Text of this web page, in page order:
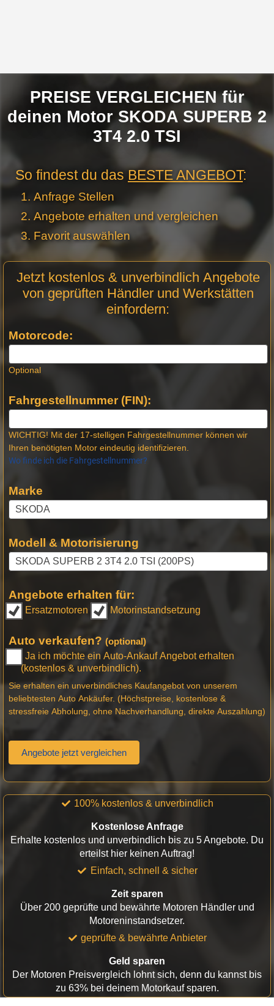
PREISE VERGLEICHEN für
deinen Motor SKODA SUPERB 2
3T4 2.0 TSI
So findest du dasBESTE ANGEBOT:
Anfrage Stellen
Angebote erhalten und vergleichen
Favorit auswählen
Anfrage
Stellen -
Jetzt kostenlos & unverbindlich Angebote
von geprüften Händler und Werkstätten
einfordern:
Motorcode:
Optional
Fahrgestellnummer (FIN):
WICHTIG! Mit der 17-stelligen Fahrgestellnummer können wir
Ihren benötigten Motor eindeutig identifizieren.
Wo finde ich die Fahrgestellnummer?
Marke
Modell & Motorisierung
Angebote erhalten für:
Ersatzmotoren Motorinstandsetzung
Auto verkaufen? (optional)
Ja ich möchte ein Auto-Ankauf Angebot erhalten
(kostenlos & unverbindlich).
Sie erhalten ein unverbindliches Kaufangebot von unserem
beliebtesten Auto Ankäufer. (Höchstpreise, kostenlose &
stressfreie Abholung, ohne Nachverhandlung, direkte Auszahlung)
Angebote jetzt vergleichen
100% kostenlos & unverbindlich
Kostenlose Anfrage
Erhalte kostenlos und unverbindlich bis zu 5 Angebote. Du
erteilst hier keinen Auftrag!
Einfach, schnell & sicher
Zeit sparen
Über 200 geprüfte und bewährte Motoren Händler und
Motoreninstandsetzer.
geprüfte & bewährte Anbieter
Geld sparen
Der Motoren Preisvergleich lohnt sich, denn du kannst bis
zu 63% bei deinem Motorkauf sparen.